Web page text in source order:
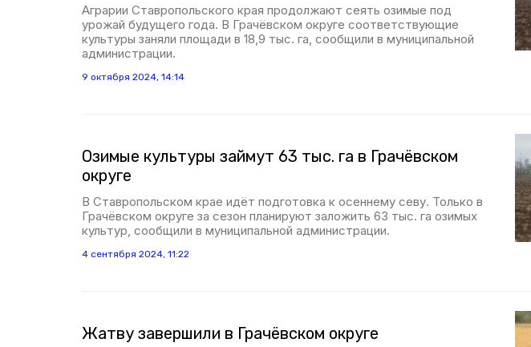
Аграрии Ставропольского края продолжают сеять озимые под
урожай будущего года. В Грачёвском округе соответствующие
культуры заняли площади в 18,9 тыс. га, сообщили в муниципальной
администрации.
9 октября 2024, 14:14
Озимые культуры займут 63 тыс. га в Грачёвском
округе
В Ставропольском крае идёт подготовка к осеннему севу. Только в
Грачёвском округе за сезон планируют заложить 63 тыс. га озимых
культур, сообщили в муниципальной администрации.
4 сентября 2024, 11:22
Жатву завершили в Грачёвском округе